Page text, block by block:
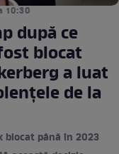
10:30
după ce
blocat
a luat
de la
blocat până în 2023